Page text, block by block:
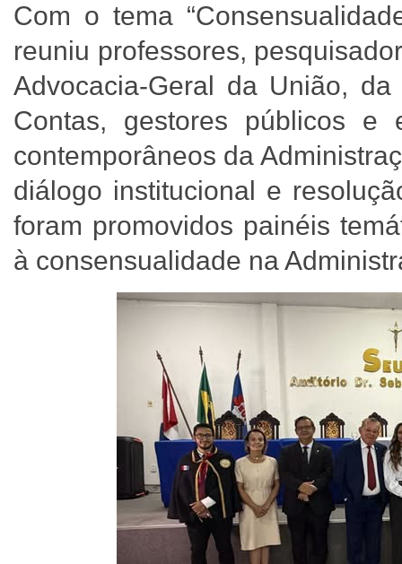
Com o tema
reuniu professores,
Advocacia-Geral da União,
Contas, gestores públicos e
contemporâneos da
diálogo institucional e
foram promovidos painéis
à consensualidade na